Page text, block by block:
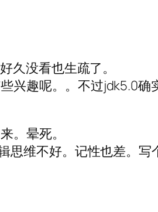
久没看也生疏了。
兴趣呢。。不过jdk5.0
。晕死。
维不好。记性也差。